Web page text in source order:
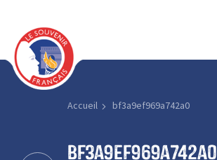
Accueil bf3a9ef969a742a0
bf3a9ef969a742a0